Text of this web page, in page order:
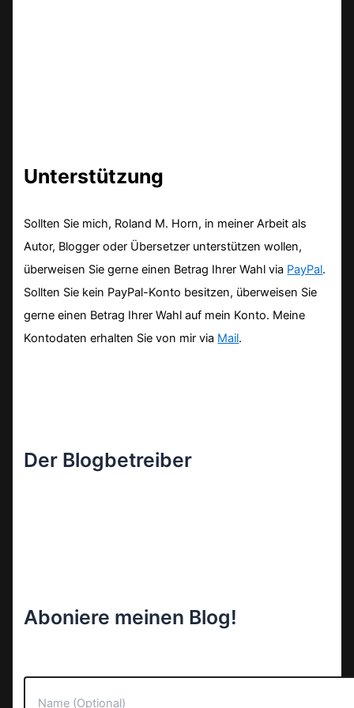
Unterstützung
Sollten Sie mich, Roland M. Horn, in meiner Arbeit als
Autor, Blogger oder Übersetzer unterstützen wollen,
überweisen Sie gerne einen Betrag Ihrer Wahl via PayPal.
Sollten Sie kein PayPal-Konto besitzen, überweisen Sie
gerne einen Betrag Ihrer Wahl auf mein Konto. Meine
Kontodaten erhalten Sie von mir via Mail.
Der Blogbetreiber
Aboniere meinen Blog!